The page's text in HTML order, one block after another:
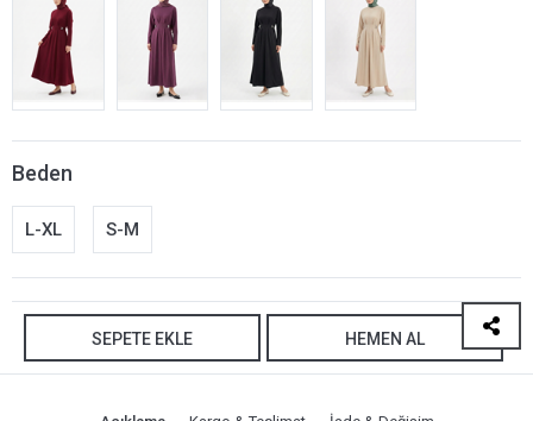
Beden
L-XL S-M
SEPETE EKLE HEMEN AL